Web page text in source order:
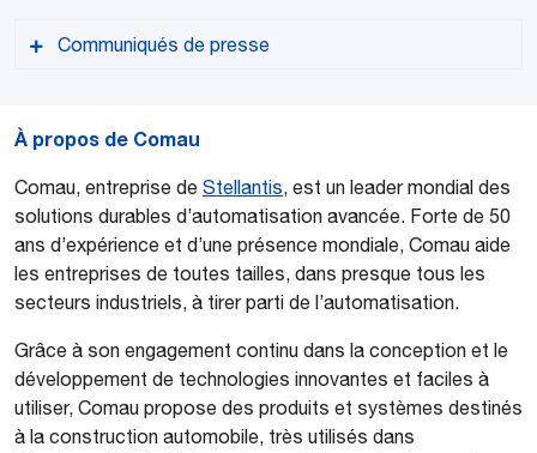
Communiqués de presse
Versione PDF
À propos de Comau
Comau, entreprise de Stellantis, est un leader mondial des
solutions durables d’automatisation avancée. Forte de 50
ans d’expérience et d’une présence mondiale, Comau aide
les entreprises de toutes tailles, dans presque tous les
secteurs industriels, à tirer parti de l’automatisation.
Grâce à son engagement continu dans la conception et le
développement de technologies innovantes et faciles à
utiliser, Comau propose des produits et systèmes destinés
à la construction automobile, très utilisés dans